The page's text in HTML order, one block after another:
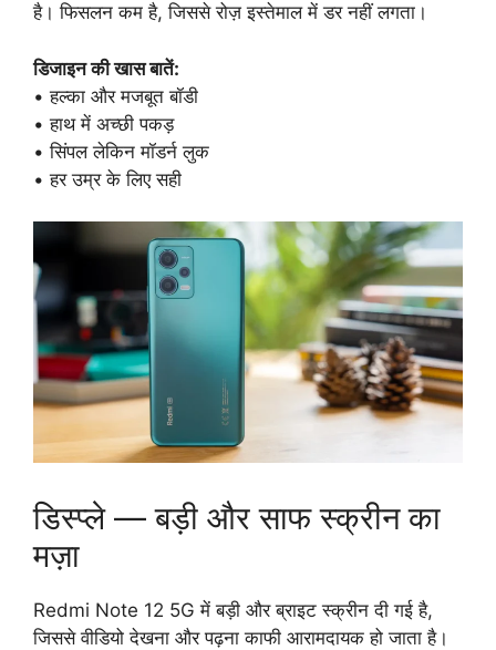
है। फिसलन कम है, जिससे रोज़ इस्तेमाल में डर नहीं लगता।
डिजाइन की खास बातें:
• हल्का और मजबूत बॉडी
• हाथ में अच्छी पकड़
• सिंपल लेकिन मॉडर्न लुक
• हर उम्र के लिए सही
डिस्प्ले — बड़ी और साफ स्क्रीन का
मज़ा
Redmi Note 12 5G में बड़ी और ब्राइट स्क्रीन दी गई है,
जिससे वीडियो देखना और पढ़ना काफी आरामदायक हो जाता है।